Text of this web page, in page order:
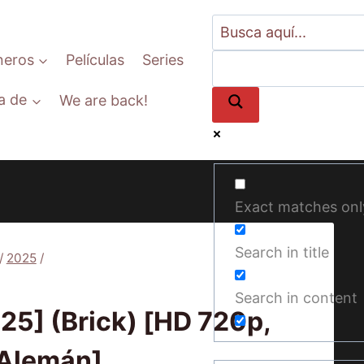
Películas Series
de We are back!
Exact matches
Search in title
Search in content
/ 2025 /
(Brick) [HD 720p,